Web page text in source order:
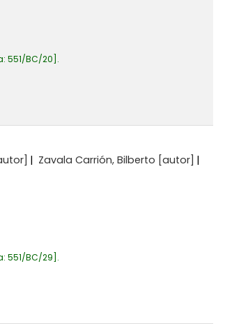
551/BC/20 .
Zavala Carrión, Bilberto [autor]
551/BC/29 .